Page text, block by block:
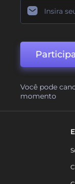
Você pode
momento